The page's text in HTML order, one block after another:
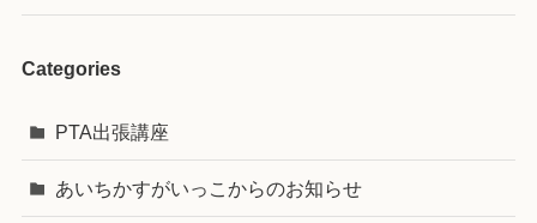
Categories
PTA出張講座
あいちかすがいっこからのお知らせ